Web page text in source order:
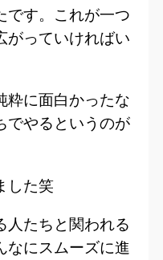
です。これが一つ
がっていければい
粋に面白かったな
でやるというのが
した笑
人たちと関われる
なにスムーズに進